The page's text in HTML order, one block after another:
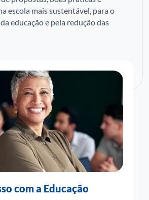
escola mais sustentável, para o
educação e pela redução das
com a Educação